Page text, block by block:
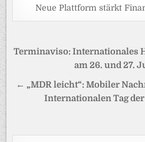
Neue Plattform stärkt
Terminaviso: Internationales
am 26. und 27.
← „MDR leicht“: Mobiler
Internationalen Tag